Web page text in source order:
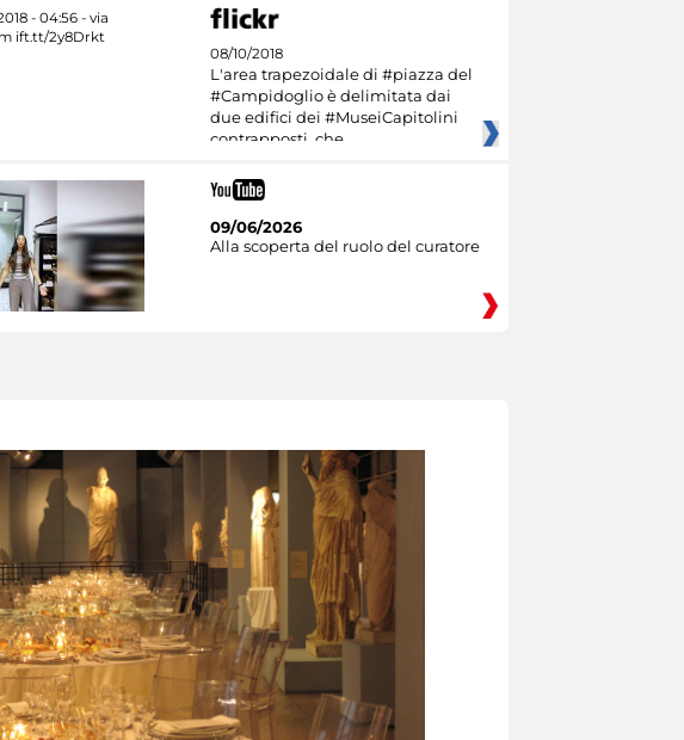
08/10/2018
L'area trapezoidale di #piazza del
#Campidoglio è delimitata dai
due edifici dei #MuseiCapitolini
contrapposti, che
09/06/2026
Alla scoperta del ruolo del curatore